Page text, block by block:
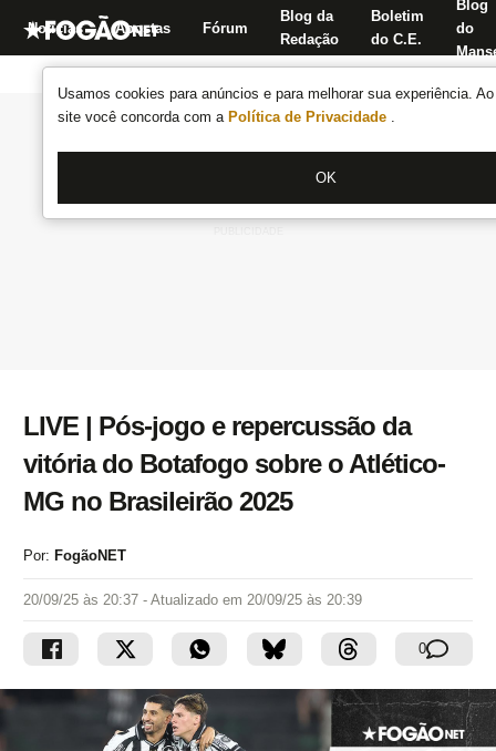
Usamos cookies para anúncios e para melhorar sua experiência.
site você concorda com a Política de Privacidade .
OK
Notícias Apostas Fórum
Blog da
Redação
Boletim
do C.E.
Blog
do
LIVE | Pós-jogo e repercussão da
vitória do Botafogo sobre o Atlético-
MG no Brasileirão 2025
Por: FogãoNET
20/09/25 às 20:37 - Atualizado em 20/09/25 às 20:39
0